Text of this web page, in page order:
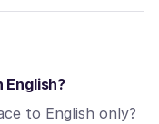
English?
to English only?